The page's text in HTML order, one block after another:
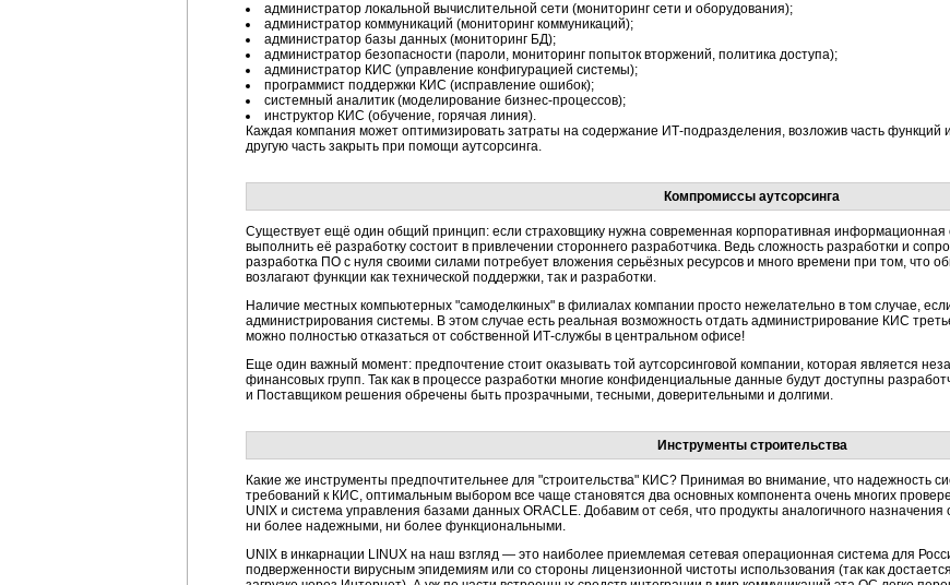
администратор локальной вычислительной сети (мониторинг сети и оборудования);
администратор коммуникаций (мониторинг коммуникаций);
администратор базы данных (мониторинг БД);
администратор безопасности (пароли, мониторинг попыток вторжений, политика доступа);
администратор КИС (управление конфигурацией системы);
программист поддержки КИС (исправление ошибок);
системный аналитик (моделирование бизнес-процессов);
инструктор КИС (обучение, горячая линия).
Каждая компания может оптимизировать затраты на содержание ИТ-подразделения, возложив часть
другую часть закрыть при помощи аутсорсинга.
Компромиссы аутсорсинга
Существует ещё один общий принцип: если страховщику нужна современная корпоративная
выполнить её разработку состоит в привлечении стороннего разработчика. Ведь сложность разработки и
разработка ПО с нуля своими силами потребует вложения серьёзных ресурсов и много времени при том, что
возлагают функции как технической поддержки, так и разработки.
Наличие местных компьютерных "самоделкиных" в филиалах компании просто нежелательно в том случае,
администрирования системы. В этом случае есть реальная возможность отдать администрирование КИС
можно полностью отказаться от собственной ИТ-службы в центральном офисе!
Еще один важный момент: предпочтение стоит оказывать той аутсорсинговой компании, которая является
финансовых групп. Так как в процессе разработки многие конфиденциальные данные будут доступны
и Поставщиком решения обречены быть прозрачными, тесными, доверительными и долгими.
Инструменты строительства
Какие же инструменты предпочтительнее для "строительства" КИС? Принимая во внимание, что надежность
требований к КИС, оптимальным выбором все чаще становятся два основных компонента очень многих
UNIX и система управления базами данных ORACLE. Добавим от себя, что продукты аналогичного
ни более надежными, ни более функциональными.
UNIX в инкарнации LINUX на наш взгляд — это наиболее приемлемая сетевая операционная система для
подверженности вирусным эпидемиям или со стороны лицензионной чистоты использования (так как